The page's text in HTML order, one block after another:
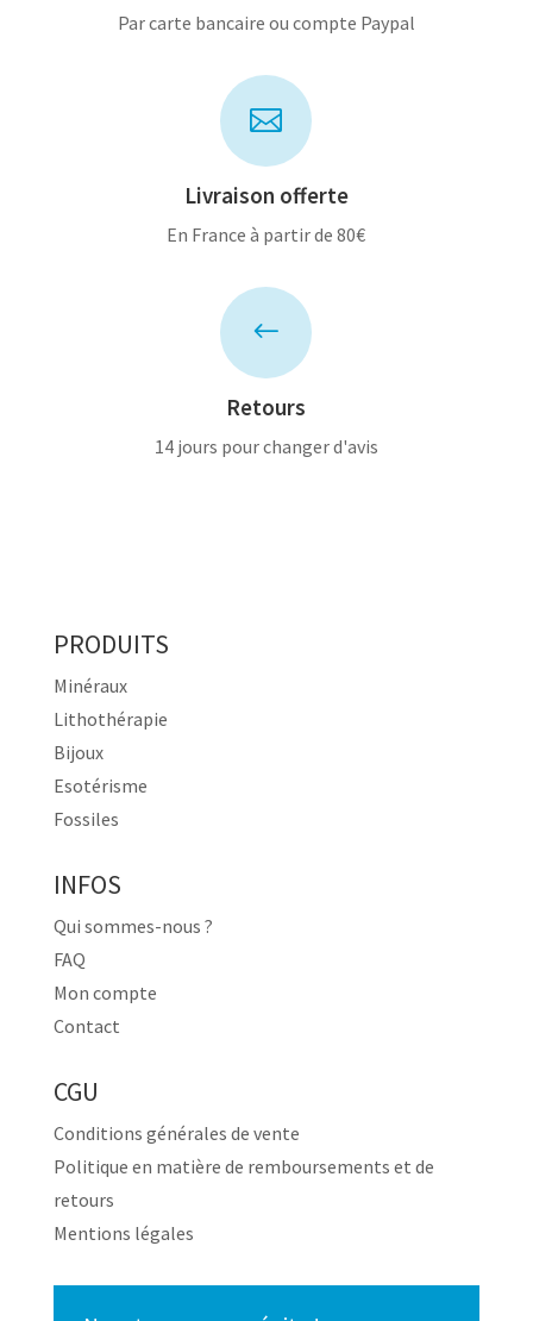
Par carte bancaire ou compte Paypal

Livraison offerte
En France à partir de 80€
#
Retours
14 jours pour changer d'avis
PRODUITS
Minéraux
Lithothérapie
Bijoux
Esotérisme
Fossiles
INFOS
Qui sommes-nous ?
FAQ
Mon compte
Contact
CGU
Conditions générales de vente
Politique en matière de remboursements et de
retours
Mentions légales